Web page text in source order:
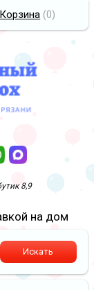
8,9
на дом
Корзина (0)